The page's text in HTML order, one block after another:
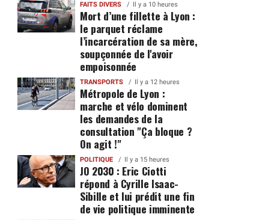
FAITS DIVERS Il y a 10 heures
Mort d’une fillette à Lyon :
le parquet réclame
l’incarcération de sa mère,
soupçonnée de l'avoir
empoisonnée
TRANSPORTS Il y a 12 heures
Métropole de Lyon :
marche et vélo dominent
les demandes de la
consultation "Ça bloque ?
On agit !"
POLITIQUE Il y a 15 heures
JO 2030 : Eric Ciotti
répond à Cyrille Isaac-
Sibille et lui prédit une fin
de vie politique imminente